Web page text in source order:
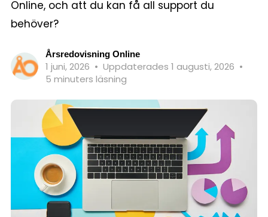
Online, och att du kan få all support du
behöver?
Årsredovisning Online
1 juni, 2026 • Uppdaterades 1 augusti, 2026 •
5 minuters läsning